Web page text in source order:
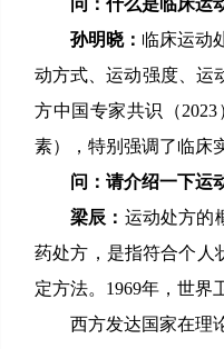
问：什么是临床运
孙明晓： 临床运动
动方式、运动强度、运
方中国专家共识（
素），特别强调了临床
问：请介绍一下运
梁辰： 运动处方的
药处方，是指符合个人
定方法。1969年，世界
西方发达国家在理